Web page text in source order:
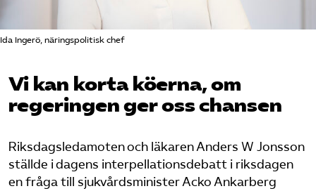
Mina sidor
Bli medlem
Ida Ingerö, näringspolitisk chef
Vi kan korta köerna, om
regeringen ger oss chansen
Riksdagsledamoten och läkaren Anders W Jonsson
ställde i dagens interpellationsdebatt i riksdagen
en fråga till sjukvårdsminister Acko Ankarberg